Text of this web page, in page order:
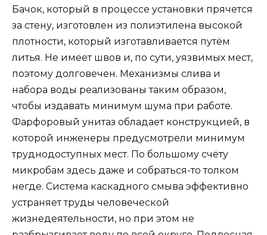
Бачок, который в процессе установки прячется
за стену, изготовлен из полиэтилена высокой
плотности, который изготавливается путём
литья. Не имеет швов и, по сути, уязвимых мест,
поэтому долговечен. Механизмы слива и
набора воды реализованы таким образом,
чтобы издавать минимум шума при работе.
Фарфоровый унитаз обладает конструкцией, в
которой инженеры предусмотрели минимум
труднодоступных мест. По большому счёту
микробам здесь даже и собраться-то толком
негде. Система каскадного смыва эффективно
устраняет труды человеческой
жизнедеятельности, но при этом не